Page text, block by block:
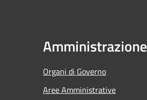
Amministrazione
Organi di Governo
Aree Amministrative